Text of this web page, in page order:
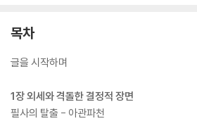
목차
글을 시작하며
1장 외세와 격돌한 결정적 장면
필사의 탈출 - 아관파천